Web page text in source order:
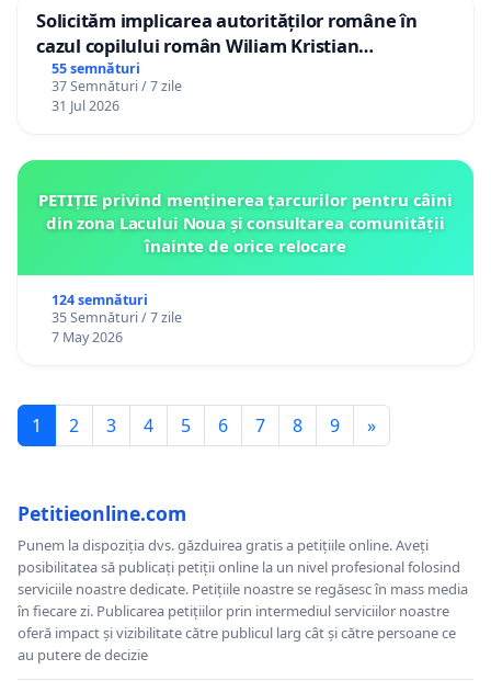
Solicităm implicarea autorităților române în
cazul copilului român Wiliam Kristian
Gheorghe, aflat în plasament în Danemarca de
12 ani
55 semnături
37 Semnături / 7 zile
31 Jul 2026
PETIȚIE privind menținerea țarcurilor pentru câini
din zona Lacului Noua și consultarea comunității
înainte de orice relocare
124 semnături
35 Semnături / 7 zile
7 May 2026
1 2 3 4 5 6 7 8 9 »
Petitieonline.com
Punem la dispoziția dvs. găzduirea gratis a petițiile online. Aveți
posibilitatea să publicați petiții online la un nivel profesional folosind
serviciile noastre dedicate. Petițiile noastre se regăsesc în mass media
în fiecare zi. Publicarea petițiilor prin intermediul serviciilor noastre
oferă impact și vizibilitate către publicul larg cât și către persoane ce
au putere de decizie